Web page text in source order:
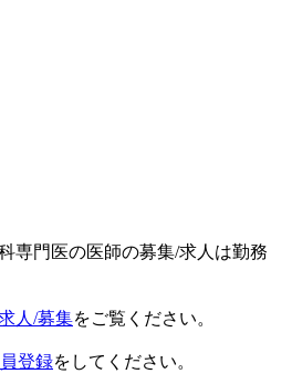
専門医の医師の募集/求人は勤務
人/募集をご覧ください。
登録をしてください。